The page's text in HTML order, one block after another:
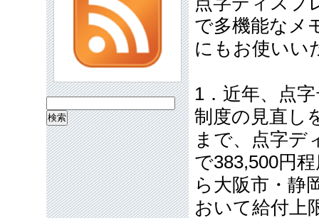
で多機能なメ
にもお使いい
1．近年、点
制度の見直し
まで、点字デ
で383,500円
ら大阪市・静
おいて給付上
索: